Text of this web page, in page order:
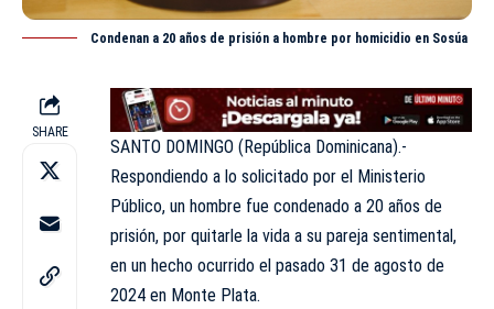
Condenan a 20 años de prisión a hombre por homicidio en Sosúa
SHARE
SANTO DOMINGO (República Dominicana).-
Respondiendo a lo solicitado por el Ministerio
Público, un hombre fue condenado a 20 años de
prisión, por quitarle la vida a su pareja sentimental,
en un hecho ocurrido el pasado 31 de agosto de
2024 en Monte Plata.